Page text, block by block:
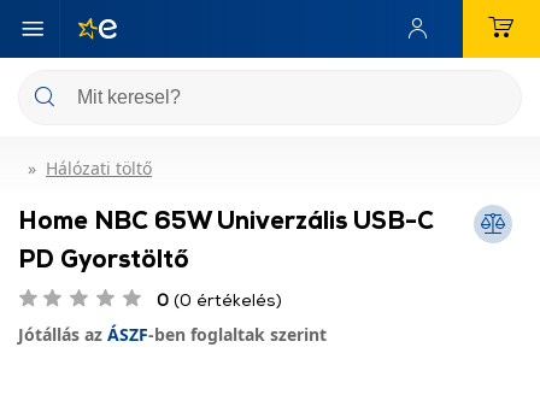
Hálózati töltő
Home NBC 65W Univerzális USB-C
PD Gyorstöltő
0 (0 értékelés)
Jótállás az ÁSZF-ben foglaltak szerint